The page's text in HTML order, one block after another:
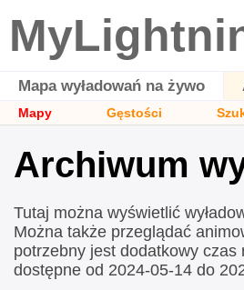
Mapa wyładowań na żywo
Mapy Gęstości
Archiwum
Tutaj można wyświetlić
Można także przeglądać
potrzebny jest dodatkowy czas
dostępne od 2024-05-14 do